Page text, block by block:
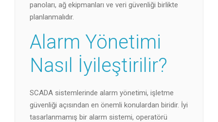
panoları, ağ ekipmanları ve veri güvenliği birlikte
planlanmalıdır.
Alarm Yönetimi
Nasıl İyileştirilir?
SCADA sistemlerinde alarm yönetimi, işletme
güvenliği açısından en önemli konulardan biridir. İyi
tasarlanmamış bir alarm sistemi, operatörü